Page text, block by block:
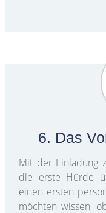
6. Das
Mit der Einladung
die erste Hürde
einen ersten
möchten wissen,